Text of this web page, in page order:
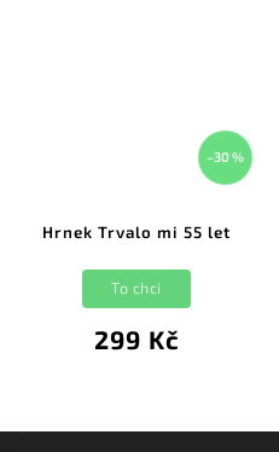
–30 %
Hrnek Trvalo mi 55 let
299 Kč
To chci